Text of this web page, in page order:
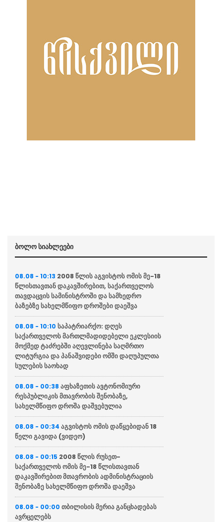
ბოლო სიახლეები
08.08 - 10:13 2008 წლის აგვისტოს ომის მე-18
წლისთავთან დაკავშირებით, საქართველოს
თავდაცვის სამინისტროში და სამხედრო
ბაზებზე სახელმწიფო დროშები დაეშვა
08.08 - 10:10 საპატრიარქო: დღეს
საქართველოს მართლმადიდებელი ეკლესიის
მოქმედ ტაძრებში აღევლინება საღმრთო
ლიტურგია და პანაშვიდები ომში დაღუპულთა
სულების საოხად
08.08 - 00:38 აფხაზეთის ავტონომიური
რესპუბლიკის მთავრობის შენობაზე,
სახელმწიფო დროშა დაშვებულია
08.08 - 00:34 აგვისტოს ომის დაწყებიდან 18
წელი გავიდა (ვიდეო)
08.08 - 00:15 2008 წლის რუსეთ-
საქართველოს ომის მე-18 წლისთავთან
დაკავშირებით მთავრობის ადმინისტრაციის
შენობაზე სახელმწიფო დროშა დაეშვა
08.08 - 00:00 თბილისის მერია განცხადებას
ავრცელებს